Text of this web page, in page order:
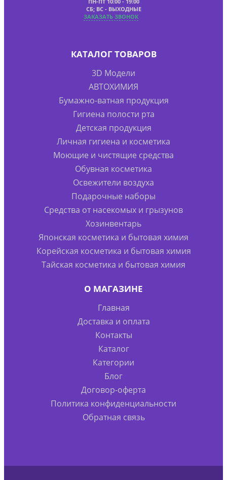
СБ; ВС - ВЫХОДНЫЕ
ЗАКАЗАТЬ ЗВОНОК
КАТАЛОГ ТОВАРОВ
3D Модели
АВТОХИМИЯ
Бумажно-ватная продукция
Гигиена полости рта
Детская продукция
Личная гигиена и косметика
Моющие и чистящие средства
Обувная косметика
Освежители воздуха
Подарочные наборы
Средства от насекомых и грызунов
Хозинвентарь
Японская косметика и бытовая химия
Корейская косметика и бытовая химия
Тайская косметика и бытовая химия
О МАГАЗИНЕ
Главная
Доставка и оплата
Контакты
Каталог
Категории
Блог
Договор-оферта
Политика конфиденциальности
Обратная связь